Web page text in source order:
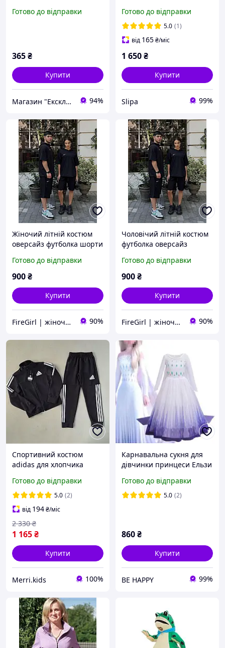
Маскарадний костюм
Готово до відправки
365₴
Купити
Магазин "Ексклюзив" 94%
капюшона
Готово до відправки
5.0 (1)
від 165₴/міс
1 650₴
Купити
Slipa 99%
Жіночий літній костюм
оверсайз футболка шорти
капюшоном чорний
сірий графітовий
Готово до відправки
900₴
Купити
FireGirl | жіночий одяг 90%
Чоловічий літній костюм
футболка оверсайз
капюшоном чорний
сірий графітовий
Готово до відправки
900₴
Купити
FireGirl | жіночий одяг 90%
Спортивний костюм
adidas для хлопчика
підлітковий трикотажний
костюм адідас на манжеті
без капюшона
Готово до відправки
5.0 (2)
від 194₴/міс
1 165₴
2 330 ₴
Купити
Merri.kids 100%
Карнавальна сукня для
дівчинки принцеси Ельзи
Готово до відправки
5.0 (2)
860₴
Купити
BE HAPPY 99%